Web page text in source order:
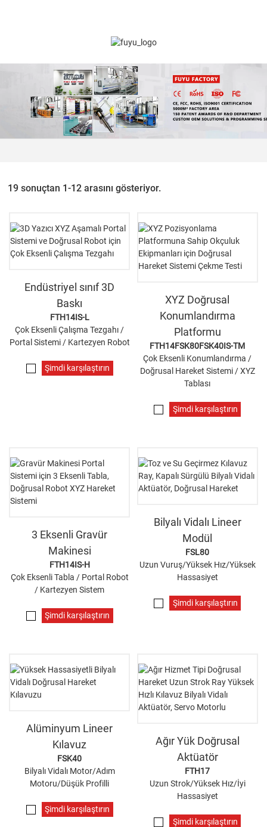
19 sonuçtan 1-12 arasını gösteriyor.
Endüstriyel sınıf 3D
Baskı
FTH14IS-L
Çok Eksenli Çalışma Tezgahı /
Portal Sistemi / Kartezyen Robot
Şimdi karşılaştırın
XYZ Doğrusal
Konumlandırma
Platformu
FTH14FSK80FSK40IS-TM
Çok Eksenli Konumlandırma /
Doğrusal Hareket Sistemi / XYZ
Tablası
Şimdi karşılaştırın
3 Eksenli Gravür
Makinesi
FTH14IS-H
Çok Eksenli Tabla / Portal Robot
/ Kartezyen Sistem
Şimdi karşılaştırın
Bilyalı Vidalı Lineer
Modül
FSL80
Uzun Vuruş/Yüksek Hız/Yüksek
Hassasiyet
Şimdi karşılaştırın
Alüminyum Lineer
Kılavuz
FSK40
Bilyalı Vidalı Motor/Adım
Motoru/Düşük Profilli
Şimdi karşılaştırın
Ağır Yük Doğrusal
Aktüatör
FTH17
Uzun Strok/Yüksek Hız/İyi
Hassasiyet
Şimdi karşılaştırın